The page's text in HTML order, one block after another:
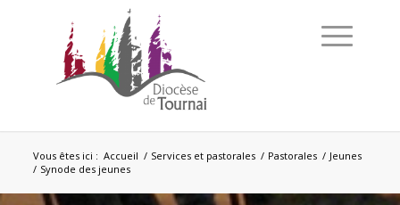
Vous êtes ici : Accueil / Services et pastorales / Pastorales / Jeunes
/ Synode des jeunes